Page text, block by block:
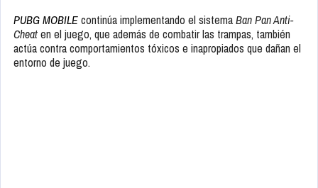
PUBG MOBILEcontinúa implementando el sistemaBan Pan Anti-
Cheaten el juego, que además de combatir las trampas, también
actúa contra comportamientos tóxicos e inapropiados que dañan el
entorno de juego.